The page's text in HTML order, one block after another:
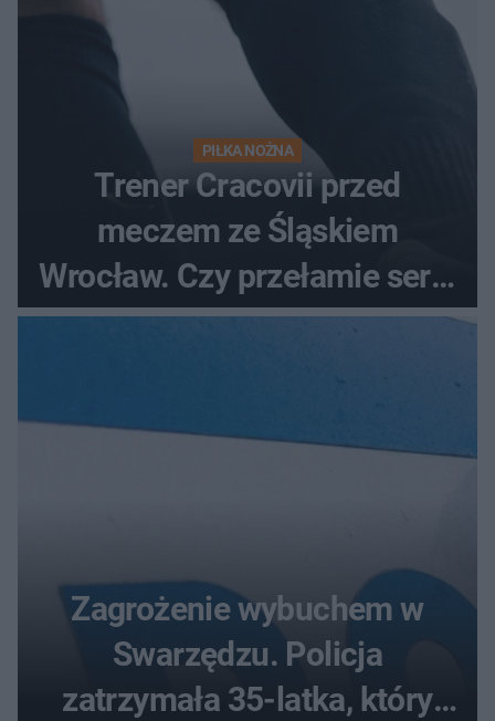
PIŁKA NOŻNA
Trener Cracovii przed
meczem ze Śląskiem
Wrocław. Czy przełamie serię
bez wygranej?
Zagrożenie wybuchem w
Swarzędzu. Policja
zatrzymała 35-latka, który